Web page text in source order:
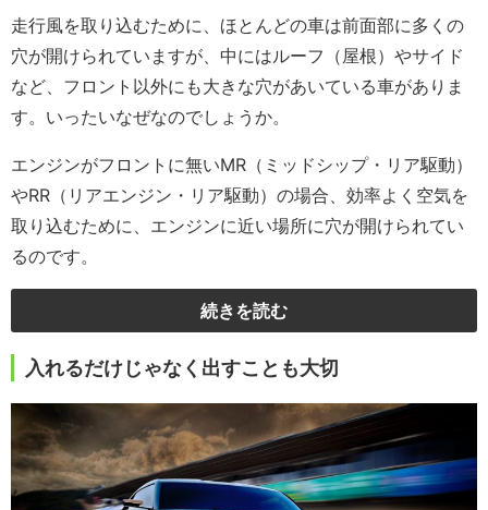
走行風を取り込むために、ほとんどの車は前面部に多くの
穴が開けられていますが、中にはルーフ（屋根）やサイド
など、フロント以外にも大きな穴があいている車がありま
す。いったいなぜなのでしょうか。
エンジンがフロントに無いMR（ミッドシップ・リア駆動）
やRR（リアエンジン・リア駆動）の場合、効率よく空気を
取り込むために、エンジンに近い場所に穴が開けられてい
るのです。
続きを読む
入れるだけじゃなく出すことも大切